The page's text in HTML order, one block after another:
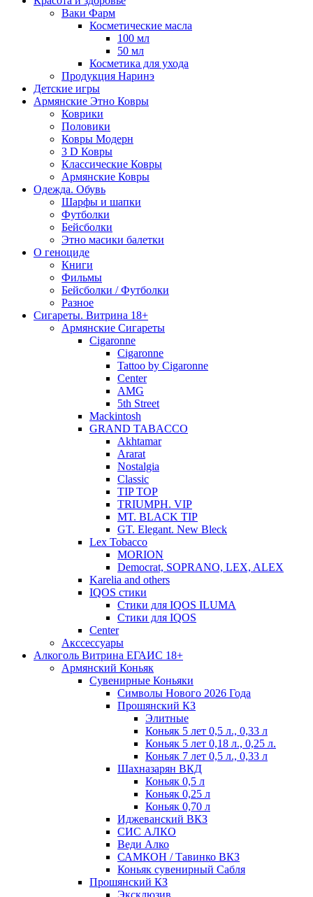
Ваки Фарм
Косметические масла
100 мл
50 мл
Косметика для ухода
Продукция Наринэ
Детские игры
Армянские Этно Ковры
Коврики
Половики
Ковры Модерн
3 D Ковры
Классические Ковры
Армянские Ковры
Одежда. Обувь
Шарфы и шапки
Футболки
Бейсболки
Этно масики балетки
О геноциде
Книги
Фильмы
Бейсболки / Футболки
Разное
Сигареты. Витрина 18+
Армянские Сигареты
Cigaronne
Cigaronne
Tattoo by Cigaronne
Center
AMG
5th Street
Mackintosh
GRAND TABACCO
Akhtamar
Ararat
Nostalgia
Classic
TIP TOP
TRIUMPH. VIP
MT. BLACK TIP
GT. Elegant. New Bleck
Lex Tobacco
MORION
Democrat, SOPRANO, LEX, ALEX
Karelia and others
IQOS стики
Стики для IQOS ILUMA
Стики для IQOS
Сenter
Акссессуары
Алкоголь Витрина ЕГАИС 18+
Армянский Коньяк
Сувенирные Коньяки
Символы Нового 2026 Года
Прошянский КЗ
Элитные
Коньяк 5 лет 0,5 л., 0,33 л
Коньяк 5 лет 0,18 л., 0,25 л.
Коньяк 7 лет 0,5 л., 0,33 л
Шахназарян ВКД
Коньяк 0,5 л
Коньяк 0,25 л
Коньяк 0,70 л
Иджеванский ВКЗ
СИС АЛКО
Веди Алко
САМКОН / Тавинко ВКЗ
Коньяк сувенирный Сабля
Прошянский КЗ
Эксклюзив